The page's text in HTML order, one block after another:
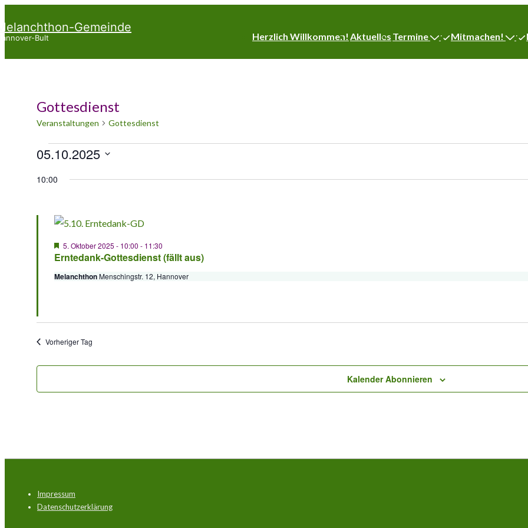
Zum
Gemeinde
Bult
Herzlich Willkommen! Aktuelles Termine Mitmachen!
Gottesdienst
Veranstaltungen Gottesdienst
Veranstaltungen
für
Oktober
2025
05.10.2025
10:00
Erntedank-Gottesdienst (fällt aus)
Hervorgehoben
5. Oktober 2025 - 10:00 - 11:30
MelanchthonMenschingstr. 12, Hannover
Vorheriger Tag
Kalender Abonnieren
Footer-
Menü
Impressum
Datenschutzerklärung